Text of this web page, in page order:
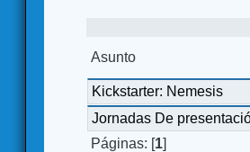
Asunto
Kickstarter: Nemesis
Jornadas De
Páginas: [1]